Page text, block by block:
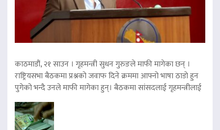
काठमाडौं, २१ साउन । गृहमन्त्री सुधन गुरुङले माफी मागेका छन् ।
राष्ट्रियसभा बैठकमा प्रश्नको जवाफ दिने क्रममा आफ्नो भाषा ठाडो हुन
पुगेको भन्दै उनले माफी मागेका हुन्। बैठकमा सांसदलाई गृहमन्त्रीलाई